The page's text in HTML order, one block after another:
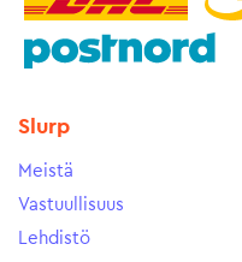
Slurp
Meistä
Vastuullisuus
Lehdistö